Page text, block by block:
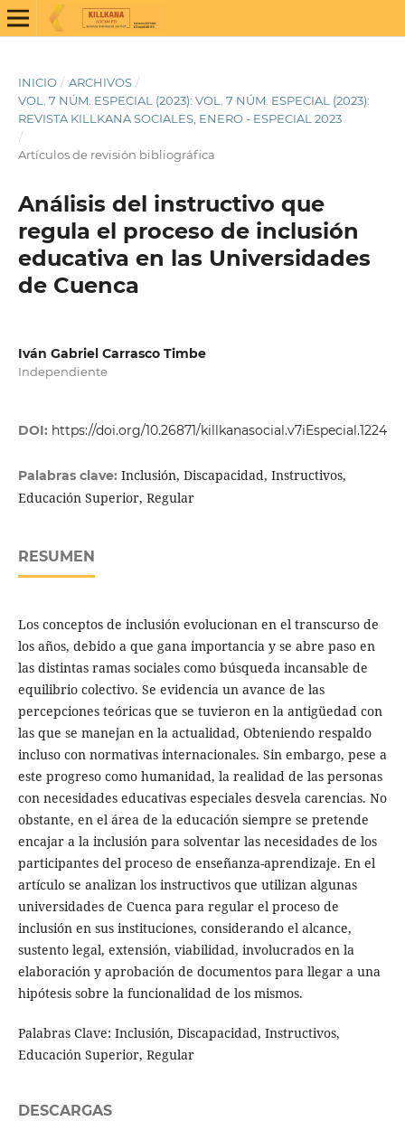
INICIO / ARCHIVOS /
VOL. 7 NÚM. ESPECIAL (2023): VOL. 7 NÚM. ESPECIAL (2023):
REVISTA KILLKANA SOCIALES, ENERO - ESPECIAL 2023
/
Artículos de revisión bibliográfica
Análisis del instructivo que
regula el proceso de inclusión
educativa en las Universidades
de Cuenca
Iván Gabriel Carrasco Timbe
Independiente
DOI: https://doi.org/10.26871/killkanasocial.v7iEspecial.1224
Palabras clave: Inclusión, Discapacidad, Instructivos,
Educación Superior, Regular
RESUMEN
Los conceptos de inclusión evolucionan en el transcurso de
los años, debido a que gana importancia y se abre paso en
las distintas ramas sociales como búsqueda incansable de
equilibrio colectivo. Se evidencia un avance de las
percepciones teóricas que se tuvieron en la antigüedad con
las que se manejan en la actualidad, Obteniendo respaldo
incluso con normativas internacionales. Sin embargo, pese a
este progreso como humanidad, la realidad de las personas
con necesidades educativas especiales desvela carencias. No
obstante, en el área de la educación siempre se pretende
encajar a la inclusión para solventar las necesidades de los
participantes del proceso de enseñanza-aprendizaje. En el
artículo se analizan los instructivos que utilizan algunas
universidades de Cuenca para regular el proceso de
inclusión en sus instituciones, considerando el alcance,
sustento legal, extensión, viabilidad, involucrados en la
elaboración y aprobación de documentos para llegar a una
hipótesis sobre la funcionalidad de los mismos.
Palabras Clave: Inclusión, Discapacidad, Instructivos,
Educación Superior, Regular
DESCARGAS